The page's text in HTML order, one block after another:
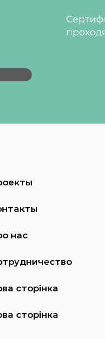
нас
сторінка
сторінка